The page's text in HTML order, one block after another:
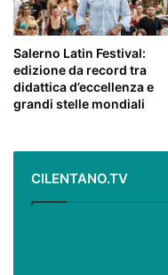
Salerno Latin Festival:
edizione da record tra
didattica d’eccellenza e
grandi stelle mondiali
CILENTANO.TV